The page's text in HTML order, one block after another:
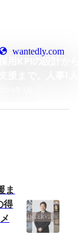
wantedly.com
ま
得